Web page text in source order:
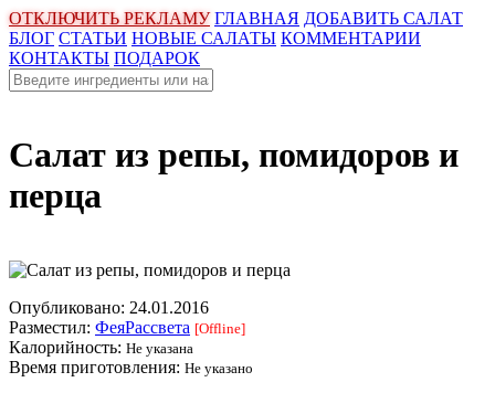
ОТКЛЮЧИТЬ РЕКЛАМУ ГЛАВНАЯ ДОБАВИТЬ САЛАТ
БЛОГ СТАТЬИ НОВЫЕ САЛАТЫ КОММЕНТАРИИ
КОНТАКТЫ ПОДАРОК
Салат из репы, помидоров и
перца
Опубликовано: 24.01.2016
Разместил: ФеяРассвета [Offline]
Калорийность: Не указана
Время приготовления: Не указано